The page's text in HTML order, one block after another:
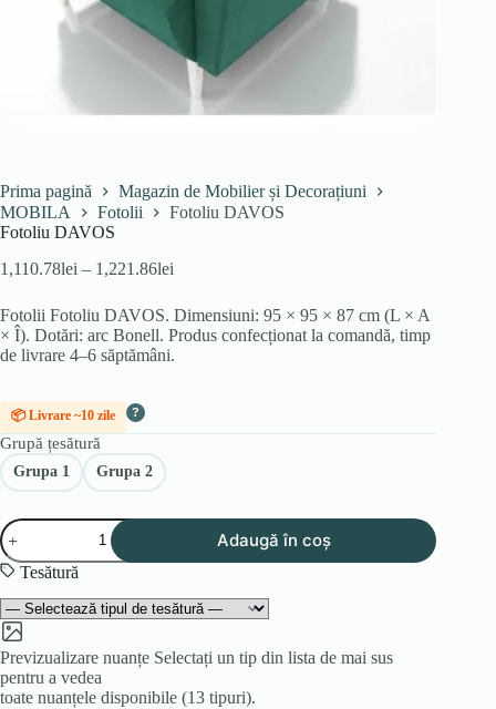
Prima pagină
Magazin de Mobilier și Decorațiuni
MOBILA
Fotolii
Fotoliu DAVOS
Fotoliu DAVOS
1,110.78lei – 1,221.86lei
prețuri:
1,110.78lei
până
la
Fotolii Fotoliu DAVOS. Dimensiuni: 95 × 95 × 87 cm (L × A
× Î). Dotări: arc Bonell. Produs confecționat la comandă, timp
de livrare 4–6 săptămâni.
📦 Livrare ~10 zile ?
Grupă țesătură
Grupa 1 Grupa 2
Cantitate
Fotoliu
DAVOS
Adaugă în coș
Tesătură
Previzualizare nuanțe Selectați un tip din lista de mai sus
pentru a vedea
toate nuanțele disponibile (13 tipuri).